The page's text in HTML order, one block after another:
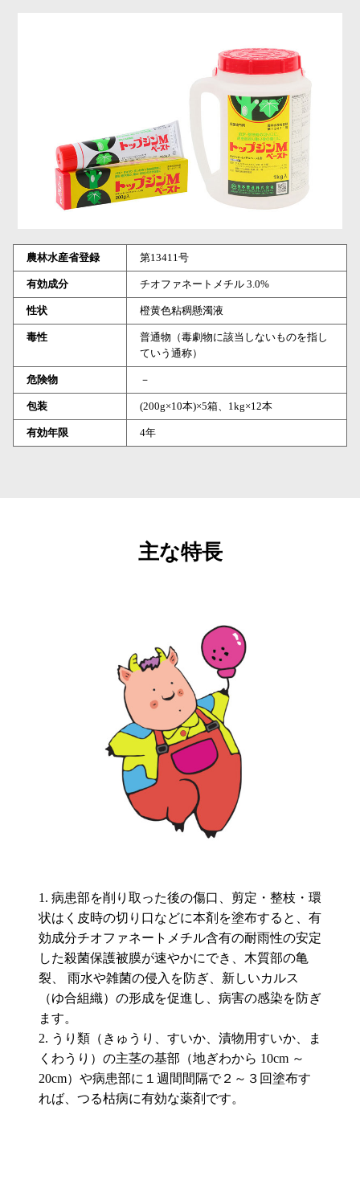
農林水産省登録 第13411号
有効成分 チオファネートメチル 3.0%
性状 橙黄色粘稠懸濁液
毒性
普通物（毒劇物に該当しないものを指し
ていう通称）
危険物 －
包装 (200g×10本)×5箱、1kg×12本
有効年限 4年
主な特長
病患部を削り取った後の傷口、剪定・整枝・環
状はく皮時の切り口などに本剤を塗布すると、有
効成分チオファネートメチル含有の耐雨性の安定
した殺菌保護被膜が速やかにでき、木質部の亀
裂、 雨水や雑菌の侵入を防ぎ、新しいカルス
（ゆ合組織）の形成を促進し、病害の感染を防ぎ
ます。
うり類（きゅうり、すいか、漬物用すいか、ま
くわうり）の主茎の基部（地ぎわから 10cm ～
20cm）や病患部に１週間間隔で２～３回塗布す
れば、つる枯病に有効な薬剤です。